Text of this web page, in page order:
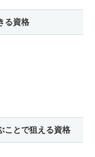
る資格
ことで狙える資格